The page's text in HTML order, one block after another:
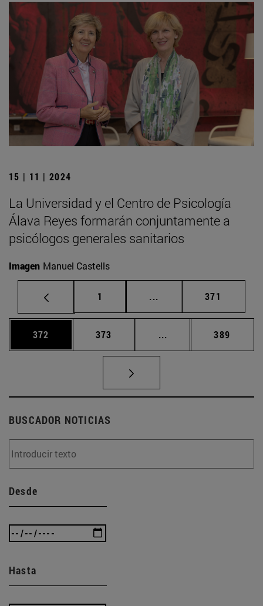
15 | 11 | 2024
La Universidad y el Centro de Psicología
Álava Reyes formarán conjuntamente a
psicólogos generales sanitarios
Imagen Manuel Castells
Página
1 ... Páginas intermedias
Página
371
Página
372 Página
373 ... Páginas intermedias
Página
389
BUSCADOR NOTICIAS
Desde
Hasta